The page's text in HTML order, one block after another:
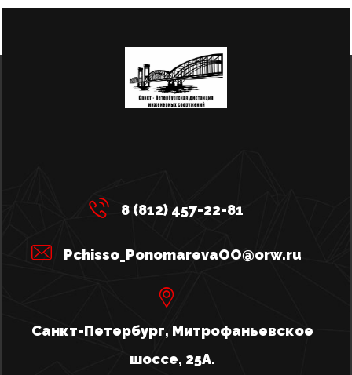
8 (812) 457-22-81
Pchisso_PonomarevaOO@orw.ru
Санкт-Петербург, Митрофаньевское
шоссе, 25А.